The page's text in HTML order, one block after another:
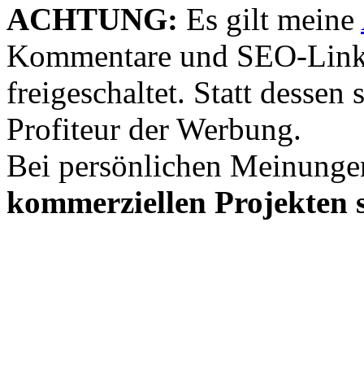
ACHTUNG: Es gilt meine
Kommentare und SEO-
freigeschaltet. Statt dessen
Profiteur der Werbung.
Bei persönlichen
kommerziellen Projekten